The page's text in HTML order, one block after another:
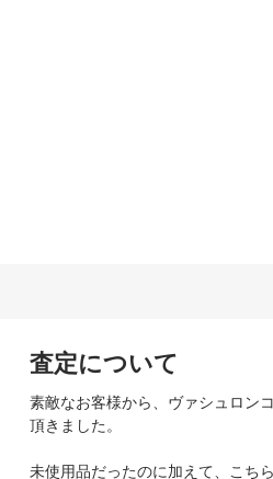
査定について
素敵なお客様から、ヴァシュロン
頂きました。
未使用品だったのに加えて、こち